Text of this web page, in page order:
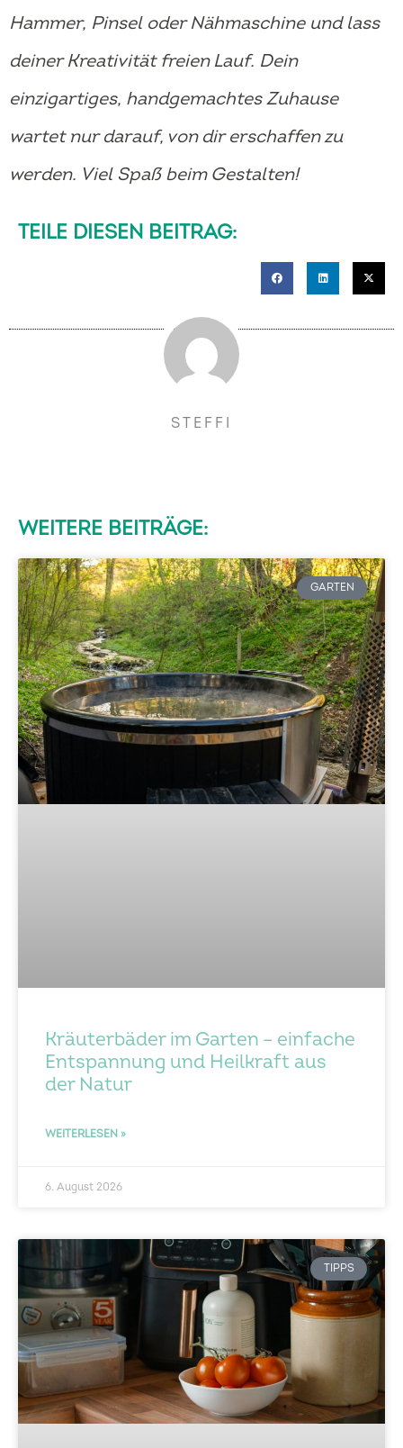
Hammer, Pinsel oder Nähmaschine und lass
deiner Kreativität freien Lauf. Dein
einzigartiges, handgemachtes Zuhause
wartet nur darauf, von dir erschaffen zu
werden. Viel Spaß beim Gestalten!
TEILE DIESEN BEITRAG:
STEFFI
WEITERE BEITRÄGE:
GARTEN
Kräuterbäder im Garten – einfache
Entspannung und Heilkraft aus
der Natur
WEITERLESEN »
6. August 2026
TIPPS